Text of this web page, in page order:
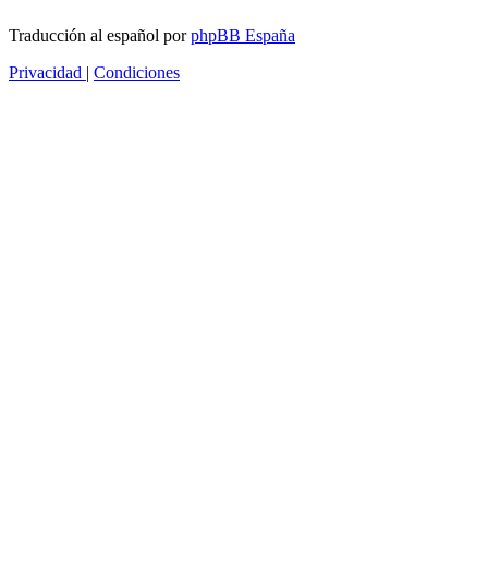
Traducción al español porphpBB España
Privacidad | Condiciones